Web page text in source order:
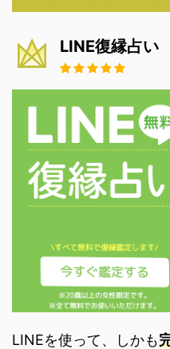
LINE復縁占い
LINEを使って、しかも